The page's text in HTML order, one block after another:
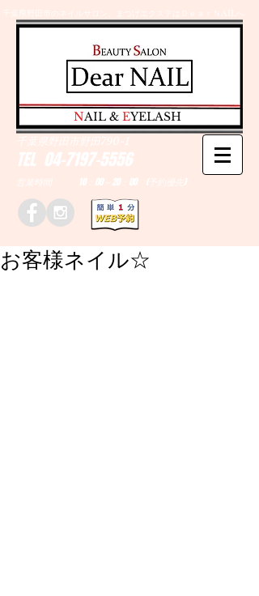
千葉県野田市のネイルサロン、まつげエクステはＤｅａｒＮAILへ
TEL 04-7197-5556
営業時間 10：00～20：00 (予約優先)
千葉県野田市野田790-1
​NAIL & EYELASH
お客様ネイル☆